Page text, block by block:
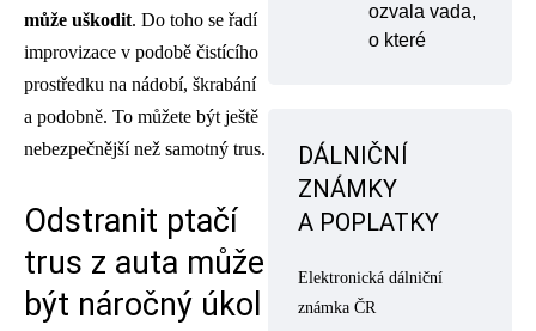
může uškodit. Do toho se řadí
improvizace v podobě čistícího
prostředku na nádobí, škrabání
a podobně. To můžete být ještě
nebezpečnější než samotný trus.
Odstranit ptačí
trus z auta může
být náročný úkol
ozvala vada,
o které
DÁLNIČNÍ
ZNÁMKY
A POPLATKY
Elektronická dálniční
známka ČR